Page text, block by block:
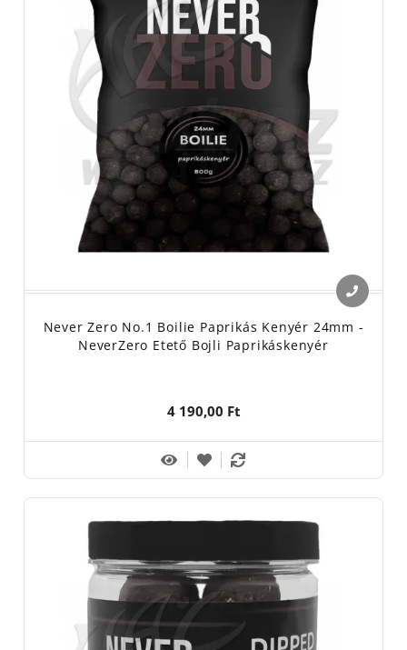
Never Zero No.1 Boilie Paprikás Kenyér 24mm -
NeverZero Etető Bojli Paprikáskenyér
4 190,00 Ft